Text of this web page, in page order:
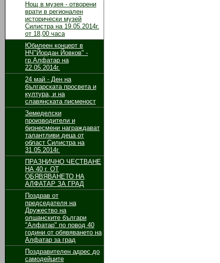
Нощ в музея - отворени
врати в регионален
исторически музей
Силистра на 19.05.2014г.
от 18,00 часа
Юбилеен концерт в
НЧ"Йордан Йовков" -
гр.Алфатар на
22.05.2014г.
24 май - Ден на
българската просвета и
култура, и на
славянската писменост
Земеделски
производители и
бизнесмени награждават
талантливи деца от
област Силистра на
31.05.2014г.
ПРАЗНИЧНО ЧЕСТВАНЕ
НА 40 г. ОТ
ОБЯВЯВАНЕТО НА
АЛФАТАР ЗА ГРАД
Поздрав от
председателя на
Дружество на
олшанските българи
"Алфатар" по повод 40
години от обявяването на
Алфатар за град
Поздравителен адрес до
самодейците